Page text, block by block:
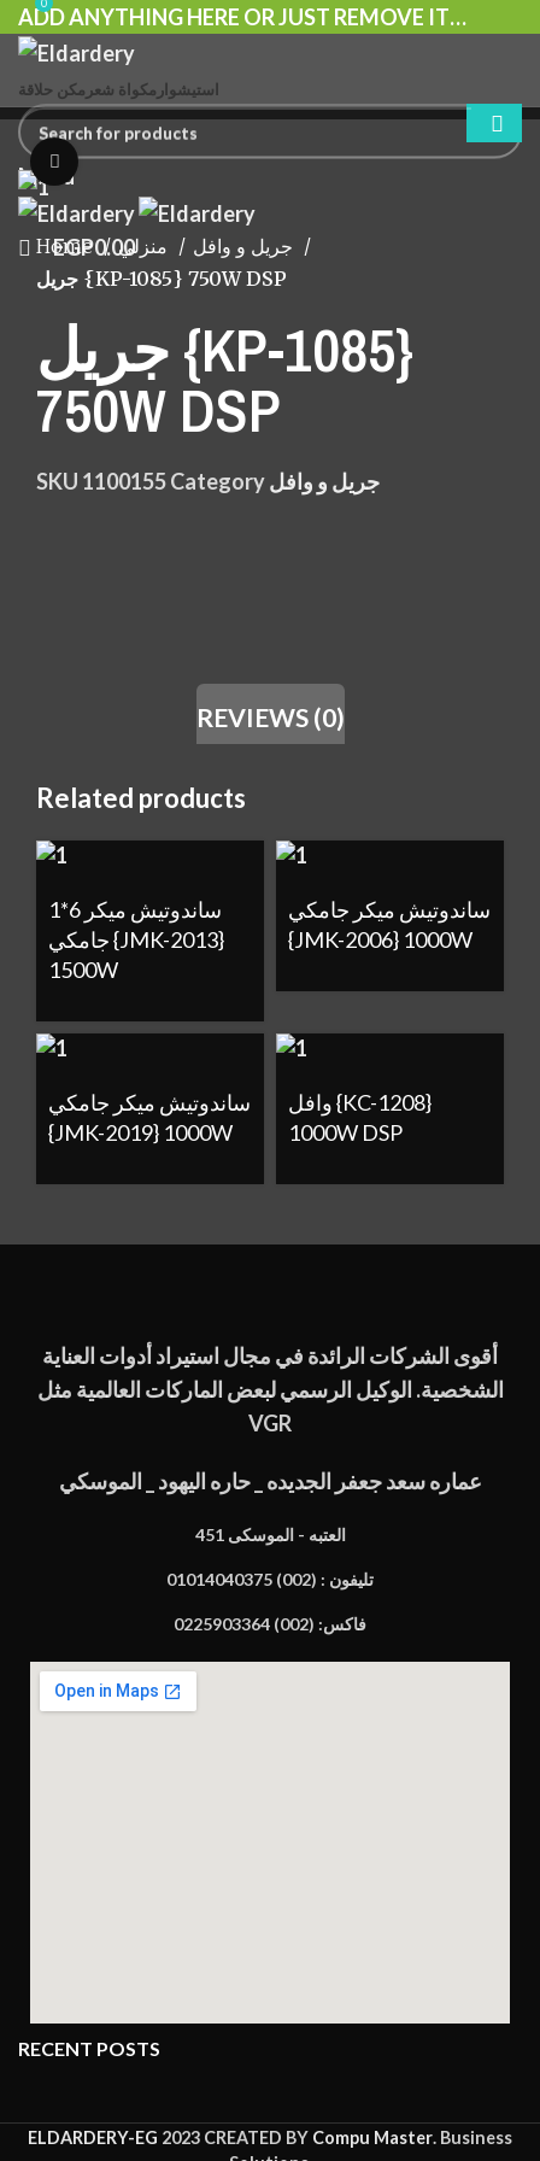
ADD ANYTHING HERE OR JUST REMOVE IT…
مكن حلاقة مكواة شعر استيشوار
Menu
0
EGP0.00
Click to enlarge
Home
جريل {KP-1085} 750W DSP
جريل {KP-1085}
750W DSP
SKU 1100155Categoryجريل و وافل
REVIEWS (0)
Related products
ساندوتيش ميكر 6*1
جامكي {JMK-2013}
1500W
ساندوتيش ميكر جامكي
{JMK-2006} 1000W
ساندوتيش ميكر جامكي
{JMK-2019} 1000W
وافل {KC-1208}
1000W DSP
أقوى الشركات الرائدة في مجال استيراد أدوات العناية
الشخصية. الوكيل الرسمي لبعض الماركات العالمية مثل
VGR
عماره سعد جعفر الجديده _ حاره اليهود _ الموسكي
451 العتبه - الموسكى
تليفون : (002) 01014040375
فاكس: (002) 0225903364
RECENT POSTS
ELDARDERY-EG 2023 CREATED BY Compu Master. Business